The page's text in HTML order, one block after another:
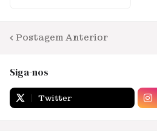
Postagem Anterior
Siga-nos
Twitter